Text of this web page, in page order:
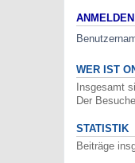
ANMELDEN
WER IST
Insgesamt
Der
STATISTIK
Beiträge